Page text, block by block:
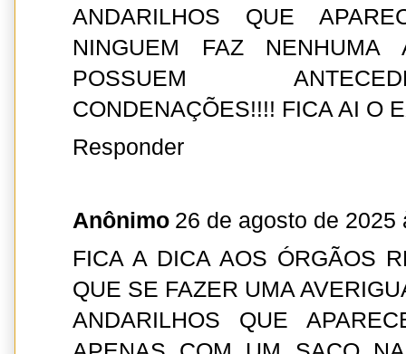
ANDARILHOS QUE
NINGUEM FAZ NENHUMA
POSSUEM
CONDENAÇÕES!!!! FICA AI O
Responder
Anônimo 26 de agosto de 2025
FICA A DICA AOS ÓRGÃOS
QUE SE FAZER UMA
ANDARILHOS QUE